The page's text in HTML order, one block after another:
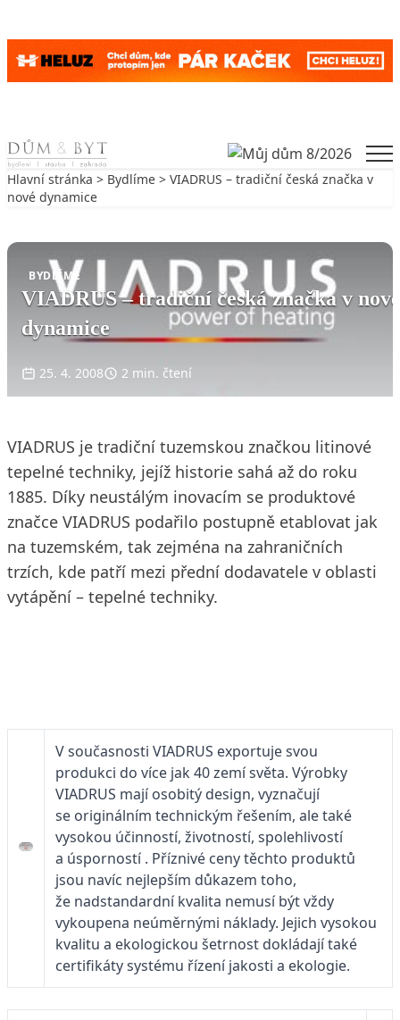
Skip to content
Hlavní stránka > Bydlíme > VIADRUS – tradiční česká značka v
nové dynamice
BYDLÍME
VIADRUS – tradiční česká značka v nové
dynamice
25. 4. 2008 2 min. čtení
VIADRUS je tradiční tuzemskou značkou litinové
tepelné techniky, jejíž historie sahá až do roku
1885. Díky neustálým inovacím se produktové
značce VIADRUS podařilo postupně etablovat jak
na tuzemském, tak zejména na zahraničních
trzích, kde patří mezi přední dodavatele v oblasti
vytápění – tepelné techniky.
V současnosti VIADRUS exportuje svou
produkci do více jak 40 zemí světa. Výrobky
VIADRUS mají osobitý design, vyznačují
se originálním technickým řešením, ale také
vysokou účinností, životností, spolehlivostí
a úsporností. Příznivé ceny těchto produktů
jsou navíc nejlepším důkazem toho,
že nadstandardní kvalita nemusí být vždy
vykoupena neúměrnými náklady. Jejich vysokou
kvalitu a ekologickou šetrnost dokládají také
certifikáty systému řízení jakosti a ekologie.